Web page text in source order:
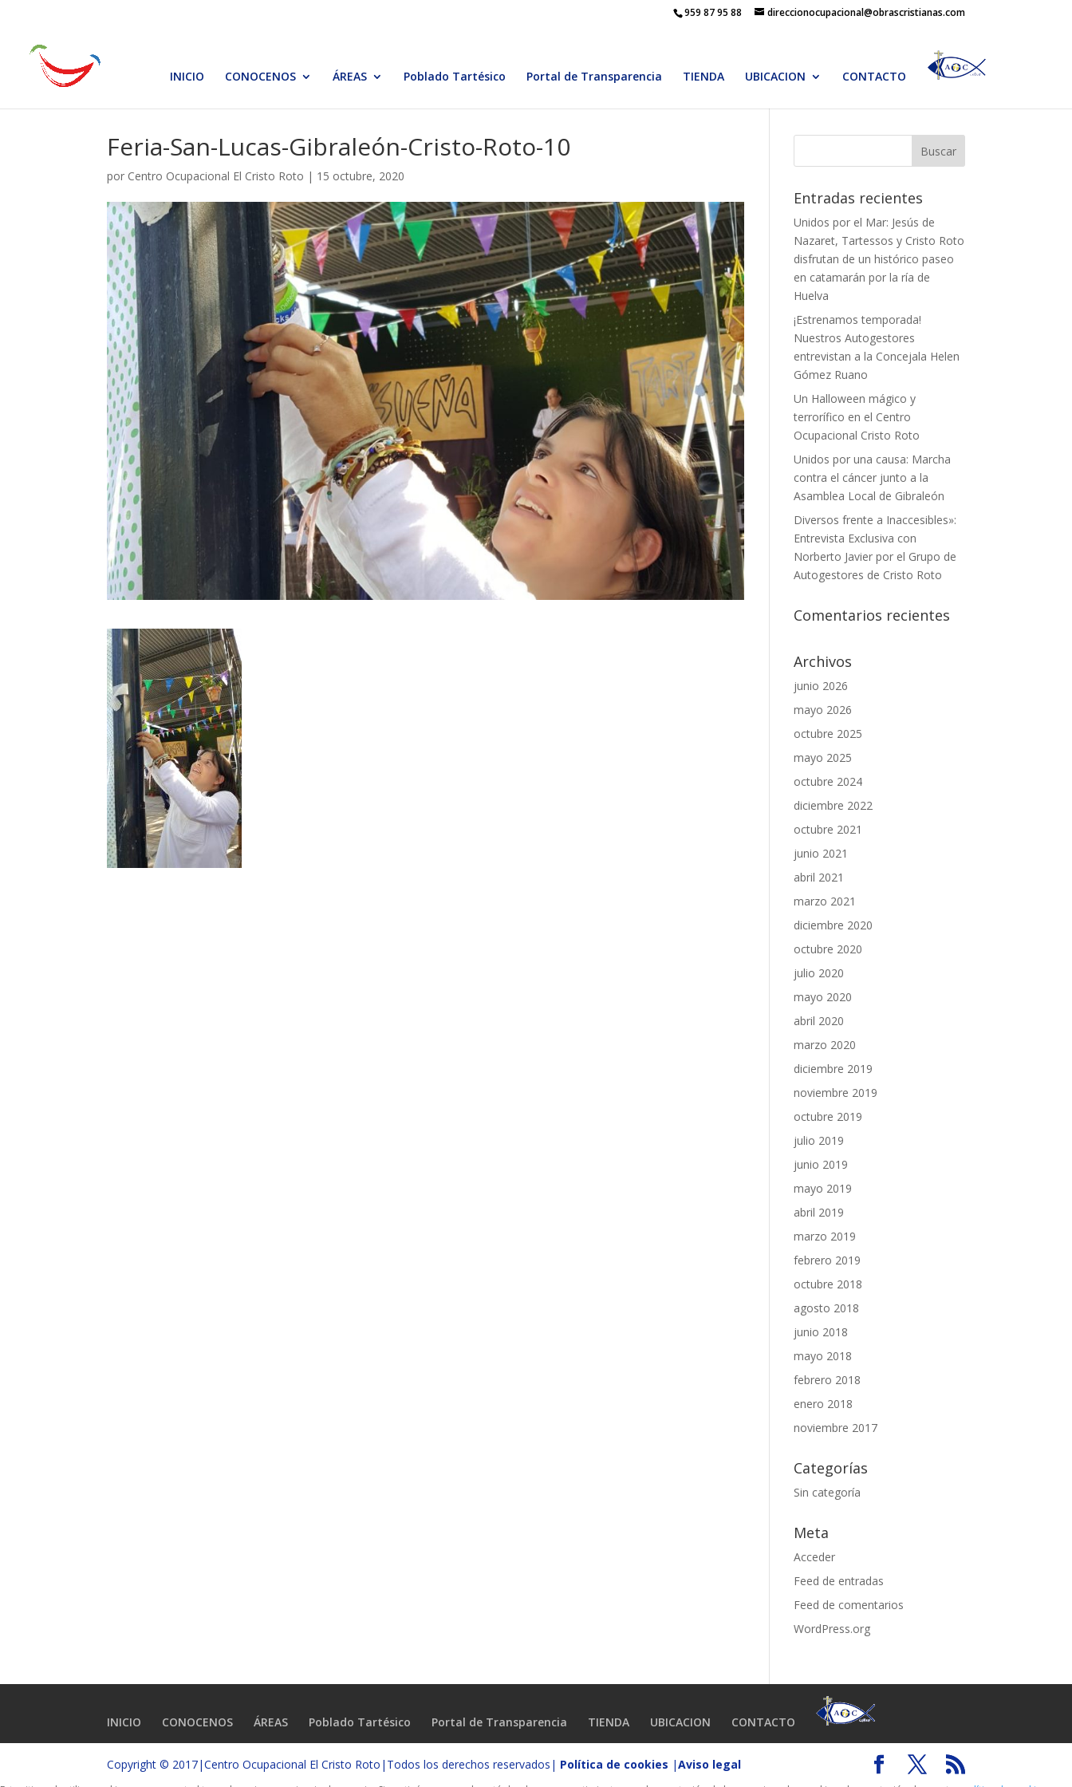
959 87 95 88 direccionocupacional@obrascristianas.com
INICIO CONOCENOS ÁREAS Poblado Tartésico Portal de Transparencia TIENDA UBICACION CONTACTO
Feria-San-Lucas-Gibraleón-Cristo-Roto-10
por Centro Ocupacional El Cristo Roto | 15 octubre, 2020
Entradas recientes
Unidos por el Mar: Jesús de
Nazaret, Tartessos y Cristo Roto
disfrutan de un histórico paseo
en catamarán por la ría de
Huelva
¡Estrenamos temporada!
Nuestros Autogestores
entrevistan a la Concejala Helen
Gómez Ruano
Un Halloween mágico y
terrorífico en el Centro
Ocupacional Cristo Roto
Unidos por una causa: Marcha
contra el cáncer junto a la
Asamblea Local de Gibraleón
Diversos frente a Inaccesibles»:
Entrevista Exclusiva con
Norberto Javier por el Grupo de
Autogestores de Cristo Roto
Comentarios recientes
Archivos
junio 2026
mayo 2026
octubre 2025
mayo 2025
octubre 2024
diciembre 2022
octubre 2021
junio 2021
abril 2021
marzo 2021
diciembre 2020
octubre 2020
julio 2020
mayo 2020
abril 2020
marzo 2020
diciembre 2019
noviembre 2019
octubre 2019
julio 2019
junio 2019
mayo 2019
abril 2019
marzo 2019
febrero 2019
octubre 2018
agosto 2018
junio 2018
mayo 2018
febrero 2018
enero 2018
noviembre 2017
Categorías
Sin categoría
Meta
Acceder
Feed de entradas
Feed de comentarios
WordPress.org
INICIO CONOCENOS ÁREAS Poblado Tartésico Portal de Transparencia TIENDA UBICACION CONTACTO
Copyright © 2017|Centro Ocupacional El Cristo Roto|Todos los derechos reservados| Política de cookies |Aviso legal